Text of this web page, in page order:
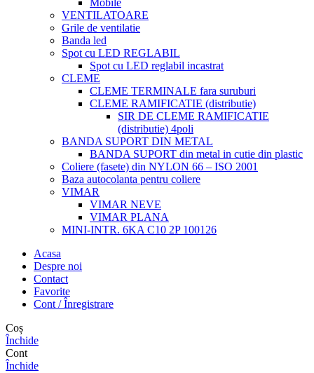
Mobile
VENTILATOARE
Grile de ventilatie
Banda led
Spot cu LED REGLABIL
Spot cu LED reglabil incastrat
CLEME
CLEME TERMINALE fara suruburi
CLEME RAMIFICATIE (distributie)
SIR DE CLEME RAMIFICATIE
(distributie) 4poli
BANDA SUPORT DIN METAL
BANDA SUPORT din metal in cutie din plastic
Coliere (fasete) din NYLON 66 – ISO 2001
Baza autocolanta pentru coliere
VIMAR
VIMAR NEVE
VIMAR PLANA
MINI-INTR. 6KA C10 2P 100126
Acasa
Despre noi
Contact
Favorite
Cont / Înregistrare
Coș
Închide
Cont
Închide